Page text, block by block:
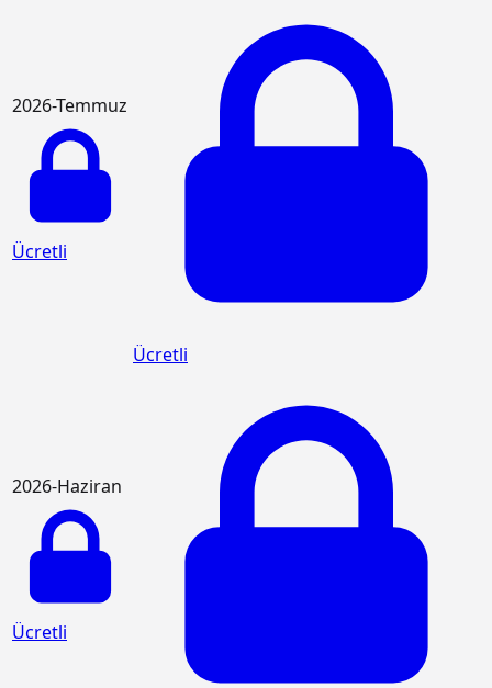
2026-Temmuz
Ücretli
Ücretli
2026-Haziran
Ücretli